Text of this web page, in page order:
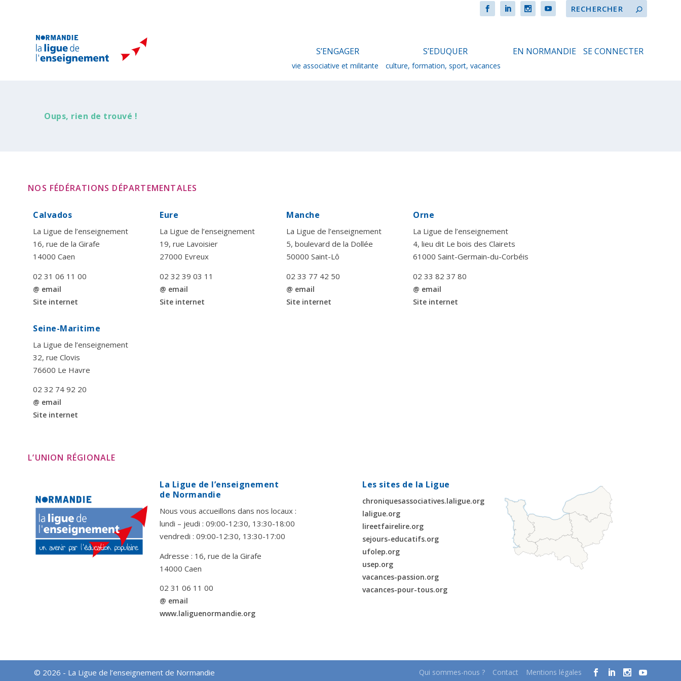
S’ENGAGER
vie associative et militante
S’EDUQUER
culture, formation, sport, vacances
EN NORMANDIE SE CONNECTER
Oups, rien de trouvé !
NOS FÉDÉRATIONS DÉPARTEMENTALES
Calvados
La Ligue de l’enseignement
16, rue de la Girafe
14000 Caen
02 31 06 11 00
@ email
Site internet
Eure
La Ligue de l’enseignement
19, rue Lavoisier
27000 Evreux
02 32 39 03 11
@ email
Site internet
Manche
La Ligue de l’enseignement
5, boulevard de la Dollée
50000 Saint-Lô
02 33 77 42 50
@ email
Site internet
Orne
La Ligue de l’enseignement
4, lieu dit Le bois des Clairets
61000 Saint-Germain-du-Corbéis
02 33 82 37 80
@ email
Site internet
Seine-Maritime
La Ligue de l’enseignement
32, rue Clovis
76600 Le Havre
02 32 74 92 20
@ email
Site internet
L’UNION RÉGIONALE
La Ligue de l’enseignement
de Normandie
Nous vous accueillons dans nos locaux :
lundi – jeudi : 09:00-12:30, 13:30-18:00
vendredi : 09:00-12:30, 13:30-17:00
Adresse : 16, rue de la Girafe
14000 Caen
02 31 06 11 00
@ email
www.laliguenormandie.org
Les sites de la Ligue
chroniquesassociatives.laligue.org
laligue.org
lireetfairelire.org
sejours-educatifs.org
ufolep.org
usep.org
vacances-passion.org
vacances-pour-tous.org
© 2026 - La Ligue de l’enseignement de Normandie Qui sommes-nous ? Contact Mentions légales